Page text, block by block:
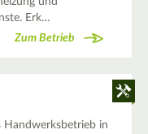
Erk…
Zum Betrieb
Handwerksbetrieb in